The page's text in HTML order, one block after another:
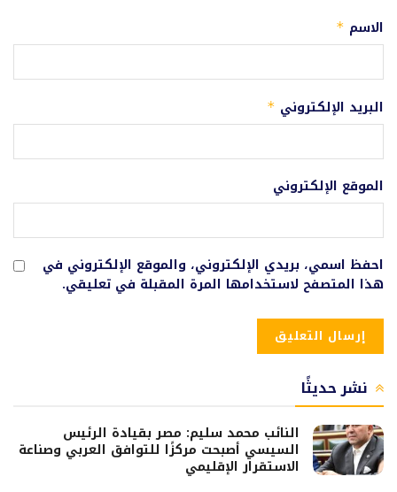
الاسم *
البريد الإلكتروني *
الموقع الإلكتروني
احفظ اسمي، بريدي الإلكتروني، والموقع الإلكتروني في
هذا المتصفح لاستخدامها المرة المقبلة في تعليقي.
نشر حديثًا
النائب محمد سليم: مصر بقيادة الرئيس
السيسي أصبحت مركزًا للتوافق العربي وصناعة
الاستقرار الإقليمي